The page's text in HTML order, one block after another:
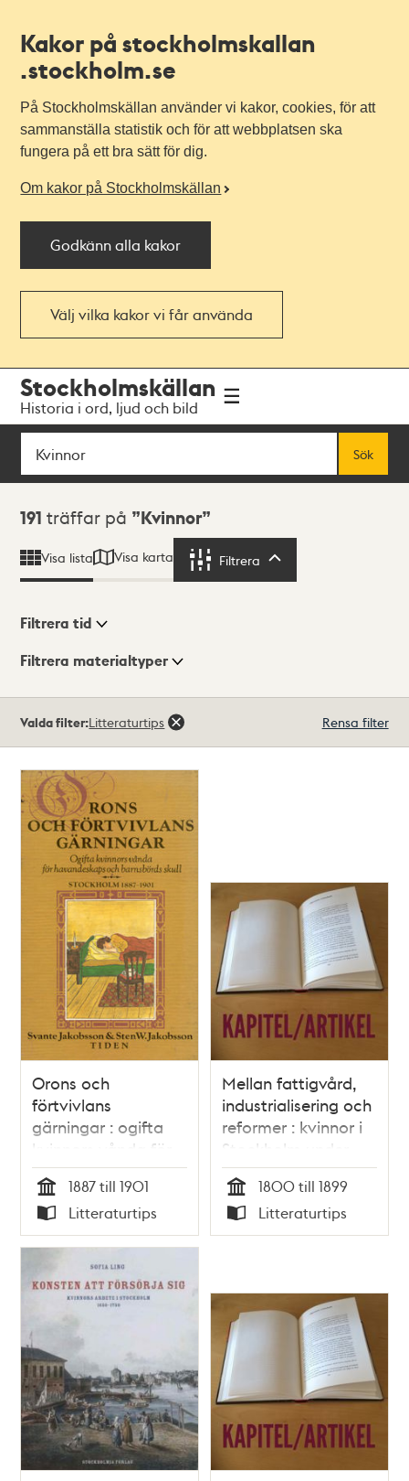
Kakor på stockholmskallan
.stockholm.se
På Stockholmskällan använder vi kakor, cookies, för att
sammanställa statistik och för att webbplatsen ska
fungera på ett bra sätt för dig.
Om kakor på Stockholmskällan
Godkänn alla kakor
Välj vilka kakor vi får använda
navigationen
huvudinnehållet
Stockholmskällan
Historia i ord, ljud och bild
Sök
Sök
Sökresultat
191 träffar på Kvinnor
Visa lista Visa karta Filtrera
Visningsläge
Filtrera tid
Filtrera materialtyper
191träffar
Valda filter:Litteraturtips Rensa filter
Orons och
förtvivlans
gärningar : ogifta
kvinnors vånda för
havandeskaps och
barnsbörds skull :
Stockholm 1887-1901
/ Svante Jakobsson
Tid
1887 till 1901
Typ
Litteraturtips
Mellan fattigvård,
industrialisering och
reformer : kvinnor i
Stockholm under
1800-talet / Marion
Hartwig
Tid
1800 till 1899
Typ
Litteraturtips